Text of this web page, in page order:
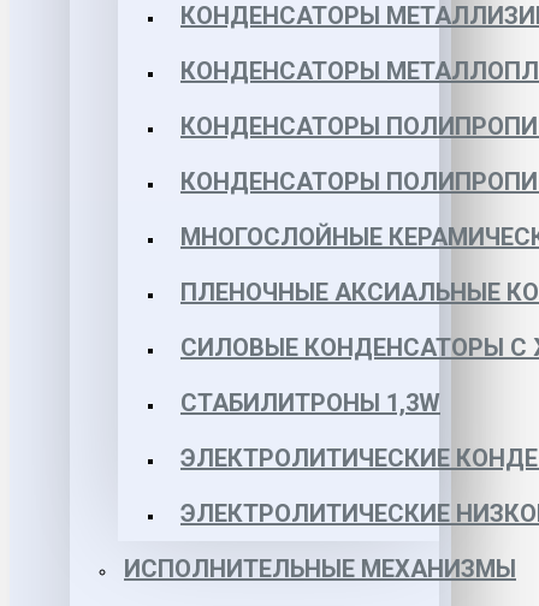
КОНДЕНСАТОРЫ
КОНДЕНСАТОРЫ
КОНДЕНСАТОРЫ
КОНДЕНСАТОРЫ
МНОГОСЛОЙНЫЕ
ПЛЕНОЧНЫЕ АКСИАЛЬНЫЕ
СИЛОВЫЕ КОНДЕНСАТОРЫ
СТАБИЛИТРОНЫ 1,3W
ЭЛЕКТРОЛИТИЧЕСКИЕ
ЭЛЕКТРОЛИТИЧЕСКИЕ
ИСПОЛНИТЕЛЬНЫЕ МЕХАНИЗМЫ